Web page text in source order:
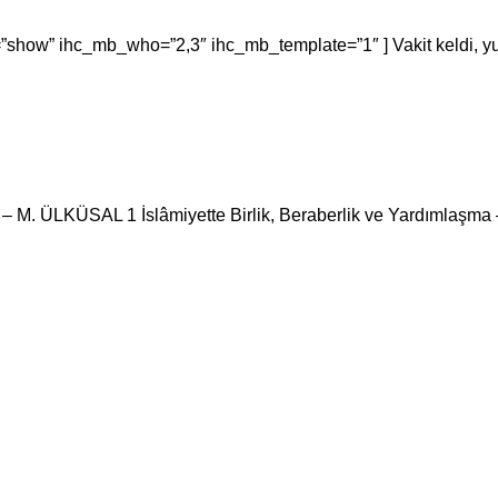
ihc_mb_who=”2,3″ ihc_mb_template=”1″ ]
M. ÜLKÜSAL 1 İslâmiyette Birlik, Beraberlik ve